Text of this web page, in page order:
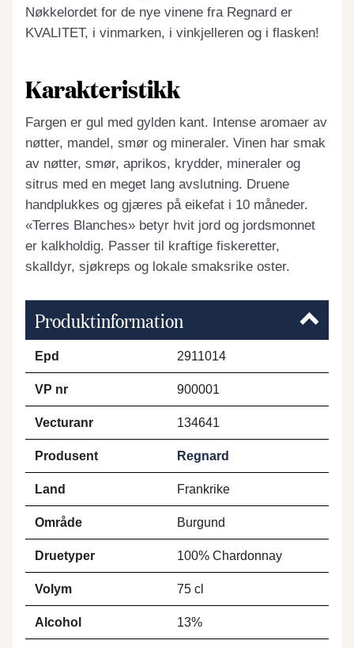
Nøkkelordet for de nye vinene fra Regnard er
KVALITET, i vinmarken, i vinkjelleren og i flasken!
Karakteristikk
Fargen er gul med gylden kant. Intense aromaer av
nøtter, mandel, smør og mineraler. Vinen har smak
av nøtter, smør, aprikos, krydder, mineraler og
sitrus med en meget lang avslutning. Druene
handplukkes og gjæres på eikefat i 10 måneder.
«Terres Blanches» betyr hvit jord og jordsmonnet
er kalkholdig. Passer til kraftige fiskeretter,
skalldyr, sjøkreps og lokale smaksrike oster.
Produktinformation
Epd 2911014
VP nr 900001
Vecturanr 134641
Produsent Regnard
Land Frankrike
Område Burgund
Druetyper 100% Chardonnay
Volym 75 cl
Alcohol 13%